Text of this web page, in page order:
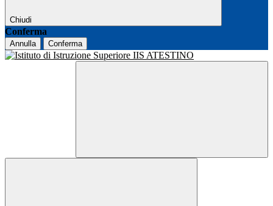
Chiudi
Conferma
Annulla Conferma